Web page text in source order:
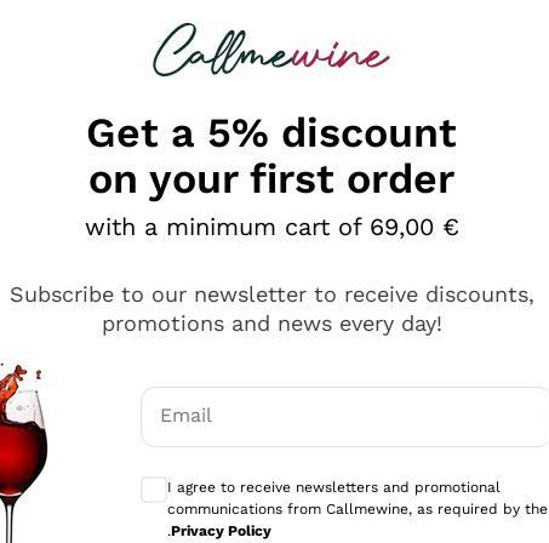
looking for
Get a 5% discount
on your first order
with a minimum cart of 69,00 €
Subscribe to our newsletter to receive discounts,
promotions and news every day!
Email
I agree to receive newsletters and promotional
communications from Callmewine, as required by the
.Privacy Policy